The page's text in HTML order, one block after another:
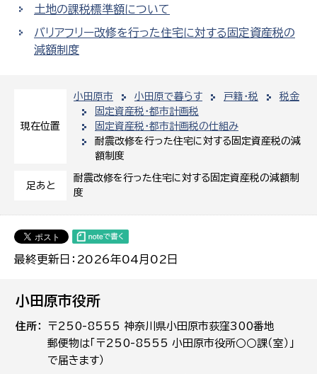
現在位置
小田原市 小田原で暮らす 戸籍・税
税金
固定資産税・都市計画税
固定資産税・都市計画税の仕組み
耐震改修を行った住宅に対する固定資産税の減
額制度
足あと
耐震改修を行った住宅に対する固定資産税の減額制
度
最終更新日：2026年04月02日
土地の課税標準額について
バリアフリー改修を行った住宅に対する固定資産税の
減額制度
小田原市役所
住所
〒250-8555 神奈川県小田原市荻窪300番地
郵便物は「〒250-8555 小田原市役所○○課（室）」
で届きます）